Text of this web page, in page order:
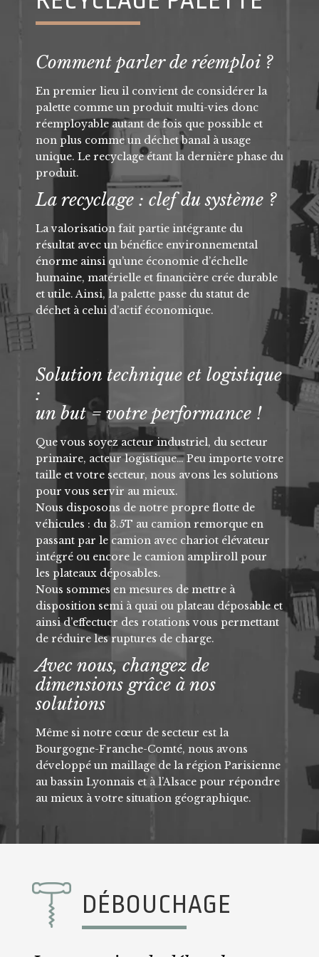
Comment parler de réemploi ?
En premier lieu il convient de considérer la
palette comme un produit multi-vies donc
réemployable autant de fois que possible et
non plus comme un déchet banal à usage
unique. Le recyclage étant la dernière phase du
produit.
La recyclage : clef du système ?
La valorisation fait partie intégrante du
résultat avec un bénéfice environnemental
énorme ainsi qu’une économie d’échelle
humaine, matérielle et financière crée durable
et utile. Ainsi, la palette passe du statut de
déchet à celui d’actif économique.
Solution technique et logistique
:
un but = votre performance !
Que vous soyez acteur industriel, du secteur
primaire, acteur logistique… Peu importe votre
taille et votre secteur, nous avons les solutions
pour vous servir au mieux.
Nous disposons de notre propre flotte de
véhicules : du 3.5T au camion remorque en
passant par le camion avec chariot élévateur
intégré ou encore le camion ampliroll pour
les plateaux déposables.
Nous sommes en mesures de mettre à
disposition semi à quai ou plateau déposable et
ainsi d’effectuer des rotations vous permettant
de réduire les ruptures de charge.
Avec nous, changez de
dimensions grâce à nos
solutions
Même si notre cœur de secteur est la
Bourgogne-Franche-Comté, nous avons
développé un maillage de la région Parisienne
au bassin Lyonnais et à l’Alsace pour répondre
au mieux à votre situation géographique.
DÉBOUCHAGE